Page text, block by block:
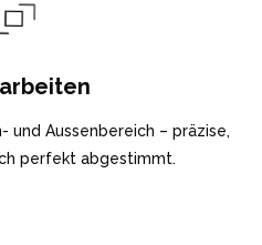
und Aussenbereich – präzise,
perfekt abgestimmt.